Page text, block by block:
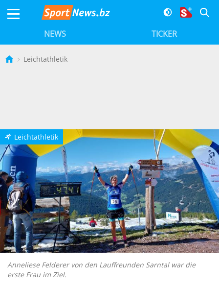
NEWS TICKER
Leichtathletik
p Leichtathletik
Anneliese Felderer von den Lauffreunden Sarntal war die
erste Frau im Ziel.